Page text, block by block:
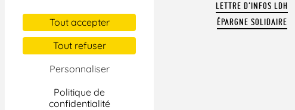
Tout accepter
Tout refuser
Personnaliser
Politique de
confidentialité
CONTACTER LA LDH
REVUE DE PRESSE
ARCHIVES
LETTRE D'INFOS LDH
ÉPARGNE SOLIDAIRE